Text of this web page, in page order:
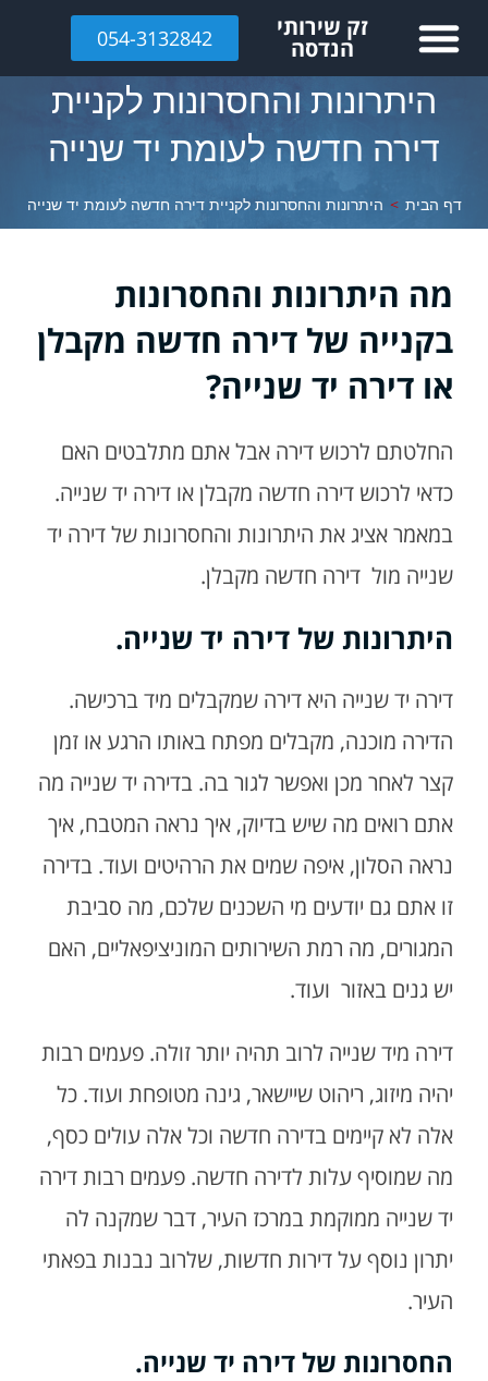
לתוכן זק שירותי
הנדסה 054-3132842
היתרונות והחסרונות לקניית
דירה חדשה לעומת יד שנייה
דף הבית > היתרונות והחסרונות לקניית דירה חדשה לעומת יד שנייה
מה היתרונות והחסרונות
בקנייה של דירה חדשה מקבלן
או דירה יד שנייה?
החלטתם לרכוש דירה אבל אתם מתלבטים האם
כדאי לרכוש דירה חדשה מקבלן או דירה יד שנייה.
במאמר אציג את היתרונות והחסרונות של דירה יד
שנייה מול דירה חדשה מקבלן.
היתרונות של דירה יד שנייה.
דירה יד שנייה היא דירה שמקבלים מיד ברכישה.
הדירה מוכנה, מקבלים מפתח באותו הרגע או זמן
קצר לאחר מכן ואפשר לגור בה. בדירה יד שנייה מה
אתם רואים מה שיש בדיוק, איך נראה המטבח, איך
נראה הסלון, איפה שמים את הרהיטים ועוד. בדירה
זו אתם גם יודעים מי השכנים שלכם, מה סביבת
המגורים, מה רמת השירותים המוניציפאליים, האם
יש גנים באזור ועוד.
דירה מיד שנייה לרוב תהיה יותר זולה. פעמים רבות
יהיה מיזוג, ריהוט שיישאר, גינה מטופחת ועוד. כל
אלה לא קיימים בדירה חדשה וכל אלה עולים כסף,
מה שמוסיף עלות לדירה חדשה. פעמים רבות דירה
יד שנייה ממוקמת במרכז העיר, דבר שמקנה לה
יתרון נוסף על דירות חדשות, שלרוב נבנות בפאתי
העיר.
החסרונות של דירה יד שנייה.